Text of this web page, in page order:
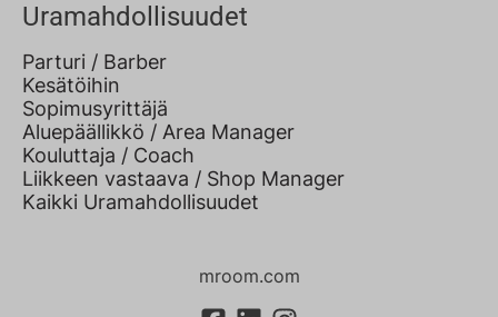
Uramahdollisuudet
Parturi / Barber
Kesätöihin
Sopimusyrittäjä
Aluepäällikkö / Area Manager
Kouluttaja / Coach
Liikkeen vastaava / Shop Manager
Kaikki Uramahdollisuudet
mroom.com